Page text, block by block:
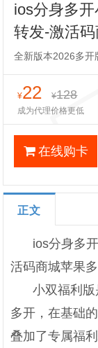
ios分身多
转发-激活
全新版本2026多
¥22 ¥128
成为代理价格更低
在线购卡
正文
ios分身多
活码商城苹果
小双福利
多开，在基础
叠加了专属福